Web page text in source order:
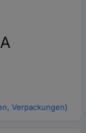
Verpackungen)